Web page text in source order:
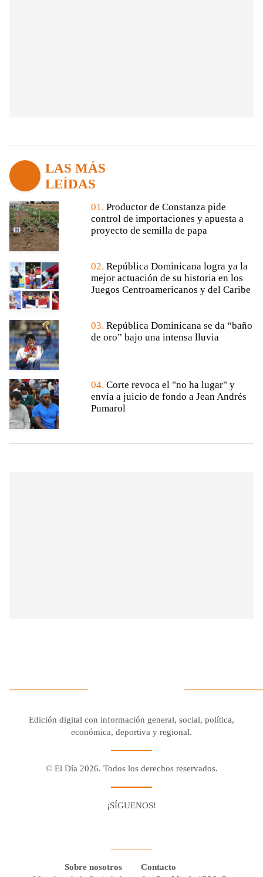
LAS MÁS
LEÍDAS
01. Productor de Constanza pide
control de importaciones y apuesta a
proyecto de semilla de papa
02. República Dominicana logra ya la
mejor actuación de su historia en los
Juegos Centroamericanos y del Caribe
03. República Dominicana se da “baño
de oro” bajo una intensa lluvia
04. Corte revoca el "no ha lugar" y
envía a juicio de fondo a Jean Andrés
Pumarol
Edición digital con información general, social, política,
económica, deportiva y regional.
© El Día 2026. Todos los derechos reservados.
¡SÍGUENOS!
Sobre nosotros
Contacto